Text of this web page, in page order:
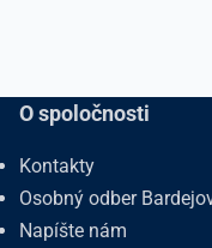
O spoločnosti
Kontakty
Osobný odber
Napíšte nám